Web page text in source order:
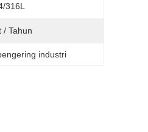
316L
/ Tahun
industri